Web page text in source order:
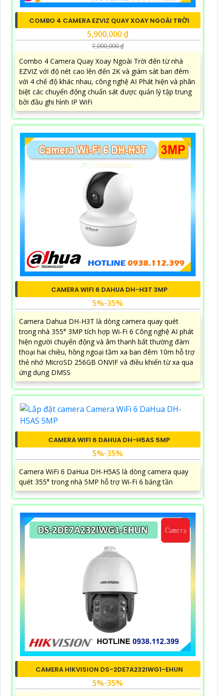
COMBO 4 CAMERA EZVIZ QUAY XOAY NGOÀI TRỜI
5,900,000 ₫
7,000,000 ₫
Combo 4 Camera Quay Xoay Ngoài Trời đến từ nhà
EZVIZ với độ nét cao lên đến 2K và giám sát ban đêm
với 4 chế độ khác nhau, công nghệ AI Phát hiện và phân
biệt các chuyển động chuẩn sát được quản lý tập trung
bởi đầu ghi hình IP WiFi
CAMERA WIFI 6 DAHUA DH-H3T 3MP
5%-35%
Camera Dahua DH-H3T là dòng camera quay quét
trong nhà 355° 3MP tích hợp Wi-Fi 6 Công nghệ AI phát
hiện người chuyển động và âm thanh bất thường đàm
thoại hai chiều, hồng ngoại tầm xa ban đêm 10m hỗ trợ
thẻ nhớ MicroSD 256GB ONVIF và điều khiển từ xa qua
ứng dụng DMSS
CAMERA WIFI 6 DAHUA DH-H5AS 5MP
5%-35%
Camera WiFi 6 DaHua DH-H5AS là dòng camera quay
quét 355° trong nhà 5MP hỗ trợ Wi-Fi 6 băng tần
CAMERA HIKVISION DS-2DE7A232IWG1-EHUN
5%-35%